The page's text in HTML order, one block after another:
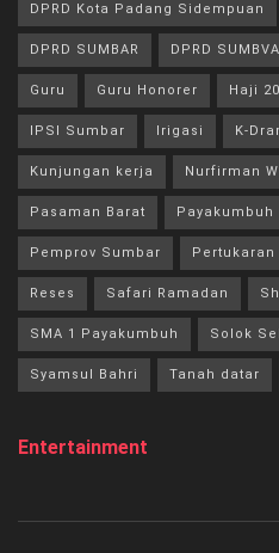
DPRD Kota Padang Sidempuan
DPRD SUMBAR DPRD
Guru Guru Honorer Haji
IPSI Sumbar Irigasi K-
Kunjungan kerja Nurfirman
Pasaman Barat Payakumbuh
Pemprov Sumbar
Reses Safari Ramadan
SMA 1 Payakumbuh Solok
Syamsul Bahri Tanah datar
Entertainment